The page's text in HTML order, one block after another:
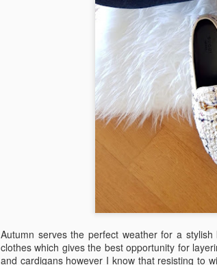
Autumn serves the perfect weather for a
clothes which gives the best opportunity for
and cardigans however I know that resisting to